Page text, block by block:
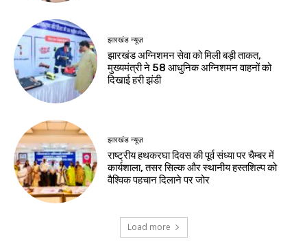
झारखंड न्यूज़
झारखंड अग्निशमन सेवा को मिली बड़ी ताकत,
मुख्यमंत्री ने 58 आधुनिक अग्निशमन वाहनों को
दिखाई हरी झंडी
झारखंड न्यूज़
राष्ट्रीय हथकरघा दिवस की पूर्व संध्या पर चैम्बर में
कार्यशाला, तसर सिल्क और स्थानीय हस्तशिल्प को
वैश्विक पहचान दिलाने पर जोर
Load more